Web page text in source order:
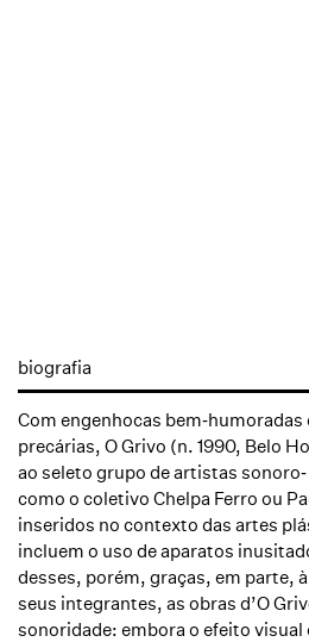
biografia
Com engenhocas
precárias, O Grivo (n. 1990, Belo
ao seleto grupo de artistas
como o coletivo Chelpa Ferro ou
inseridos no contexto das artes
incluem o uso de aparatos
desses, porém, graças, em parte,
seus integrantes, as obras d’O
sonoridade: embora o efeito visual